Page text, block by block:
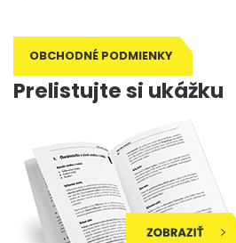
OBCHODNÉ PODMIENKY
Prelistujte si ukážku